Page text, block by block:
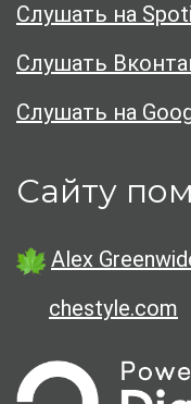
Слушать на
Слушать
Слушать на
Сайту
Alex
chestyle.com